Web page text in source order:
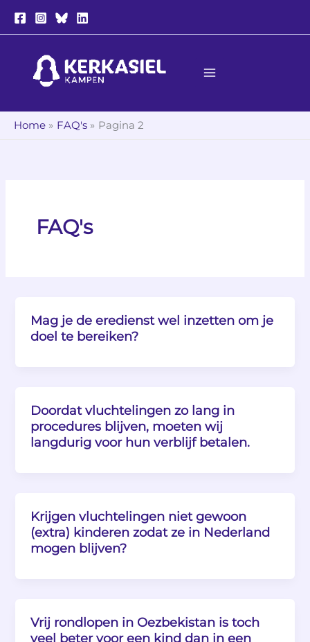
naar
Home FAQ's Pagina 2
FAQ's
Mag je de eredienst wel inzetten om je
doel te bereiken?
Doordat vluchtelingen zo lang in
procedures blijven, moeten wij
langdurig voor hun verblijf betalen.
Krijgen vluchtelingen niet gewoon
(extra) kinderen zodat ze in Nederland
mogen blijven?
Vrij rondlopen in Oezbekistan is toch
veel beter voor een kind dan in een